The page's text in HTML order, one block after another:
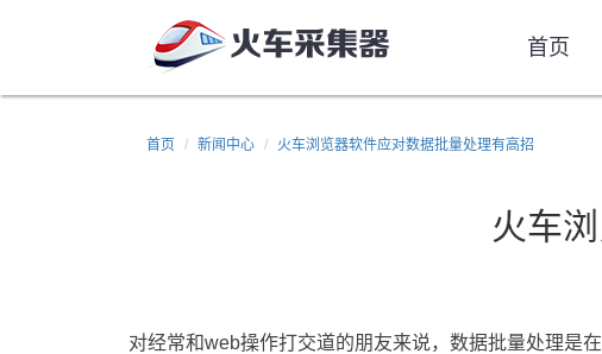
首页
首页 新闻中心 火车浏览器软件应对数据批量处理有高招
火车
对经常和web操作打交道的朋友来说，数据批量处理是